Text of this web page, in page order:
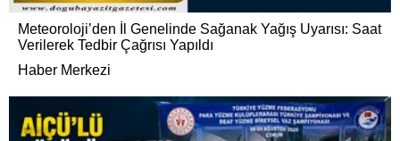
Meteoroloji’den İl Genelinde Sağanak Yağış Uyarısı: Saat
Verilerek Tedbir Çağrısı Yapıldı
Haber Merkezi